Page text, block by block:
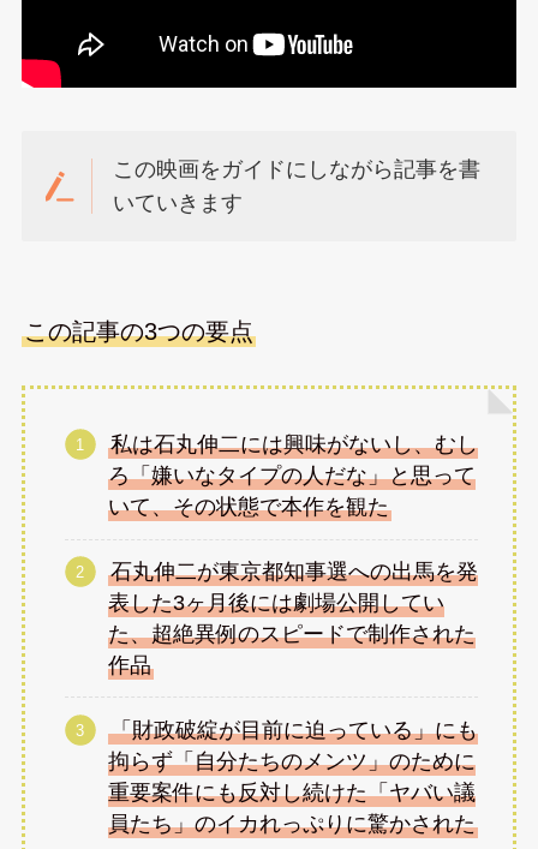
この映画をガイドにしながら記事を書
いていきます
この記事の3つの要点
私は石丸伸二には興味がないし、むし
ろ「嫌いなタイプの人だな」と思って
いて、その状態で本作を観た
石丸伸二が東京都知事選への出馬を発
表した3ヶ月後には劇場公開してい
た、超絶異例のスピードで制作された
作品
「財政破綻が目前に迫っている」にも
拘らず「自分たちのメンツ」のために
重要案件にも反対し続けた「ヤバい議
員たち」のイカれっぷりに驚かされた